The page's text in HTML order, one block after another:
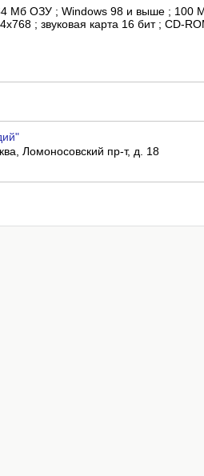
Мб ОЗУ ; Windows 98 и выше ; 100
; звуковая карта 16 бит ; CD-
Ломоносовский пр-т, д. 18